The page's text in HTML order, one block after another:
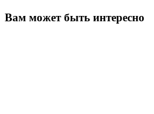
Вам может быть интересно